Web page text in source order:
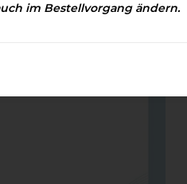
im Bestellvorgang ändern.